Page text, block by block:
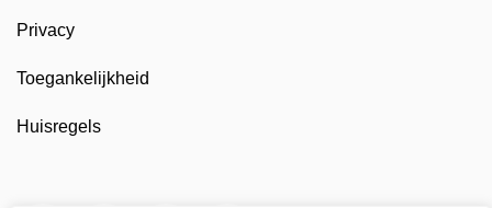
Privacy
Toegankelijkheid
Huisregels